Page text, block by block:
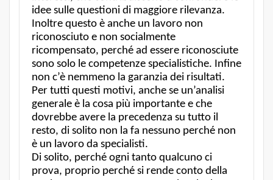
idee sulle questioni di maggiore rilevanza.
Inoltre questo è anche un lavoro non
riconosciuto e non socialmente
ricompensato, perché ad essere riconosciute
sono solo le competenze specialistiche. Infine
non c’è nemmeno la garanzia dei risultati.
Per tutti questi motivi, anche se un’analisi
generale è la cosa più importante e che
dovrebbe avere la precedenza su tutto il
resto, di solito non la fa nessuno perché non
è un lavoro da specialisti.
Di solito, perché ogni tanto qualcuno ci
prova, proprio perché si rende conto della